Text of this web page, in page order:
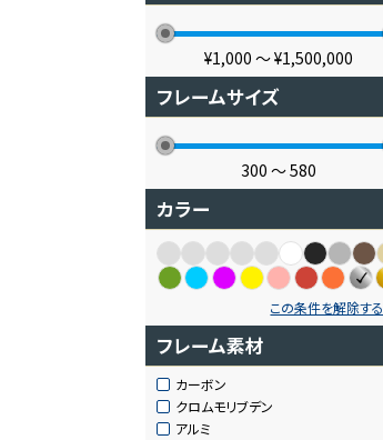
¥1,000 〜¥1,500,000
フレームサイズ
300 〜580
カラー
この条件を解除する
フレーム素材
カーボン
クロムモリブデン
アルミ